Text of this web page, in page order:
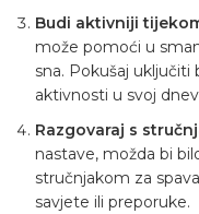
Budi aktivniji
može pomoći u
sna. Pokušaj
aktivnosti u svoj
Razgovaraj s
nastave, možda bi
stručnjakom za
savjete ili preporuke.